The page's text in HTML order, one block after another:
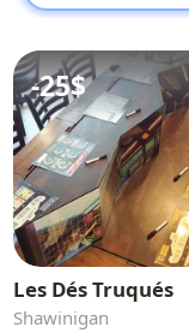
-25$
Les Dés Truqués
Shawinigan